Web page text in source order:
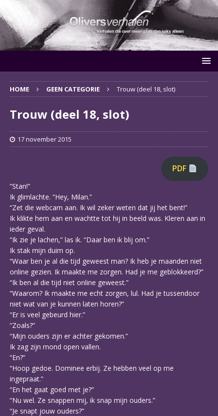
HOME GEEN CATEGORIE Trouw (deel 18, slot)
Trouw (deel 18, slot)
17 november 2015
PDF
“Stan!”
Ik glimlachte. “Hey, Milan.”
“Zet die webcam aan. Ik wil zeker weten dat jij het bent!”
Ik klikte hem aan en wachtte tot hij in beeld was. Kleren aan in
ieder geval.
“Ik zie je lachen,” las ik. “Daar ben ik blij om.”
Ik stak mijn duim op.
“Waar ben je al die tijd geweest man? Ik heb je maanden niet
online gezien. Ik maakte me zorgen. Had je me geblokkeerd?”
“Ik ben al die tijd niet online geweest.”
“Waarom? Ik maakte me echt zorgen, lul. Had je tussendoor
niet wat van je kunnen laten horen?”
“Er is veel gebeurd hier.”
“Zoals?”
“Mijn ouders zijn er achter gekomen.”
Ik zag zijn mond open vallen.
“En?”
“Hoop gedoe. Dominee erbij. Ze hebben veel op me
ingepraat.”
“En het gaat goed met je?”
“Nu wel. Ze snappen mij, ik snap mijn ouders.”
“Je snapt jouw ouders?”